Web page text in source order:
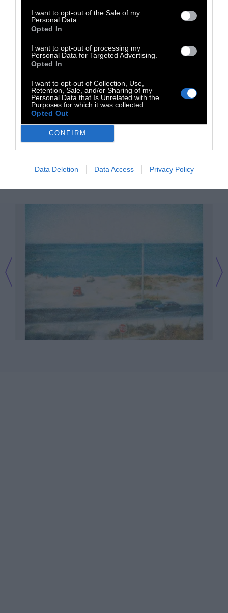
I want to opt-out of the Sale of my
Personal Data.
Opted In
I want to opt-out of processing my
Personal Data for Targeted Advertising.
Opted In
I want to opt-out of Collection, Use,
Retention, Sale, and/or Sharing of my
Personal Data that Is Unrelated with the
Purposes for which it was collected.
Opted Out
CONFIRM
Data Deletion Data Access Privacy Policy
κόσμο που λειτουργεί ως σημείο αναφοράς.
Την επιμέλεια της έκθεσης υπογράφει ο
του Ιδρύματος B&E Γουλανδρή.
σε ελληνικά και αγγλικά καθώς και μια
ενότητα podcasts τριών επεισοδίων, που
εντάσσονται στη σειρά
«B&E Goulandris Podcasts: μια ηχητική
κατάδυση στον μαγευτικό κόσμο της Τέχνης»